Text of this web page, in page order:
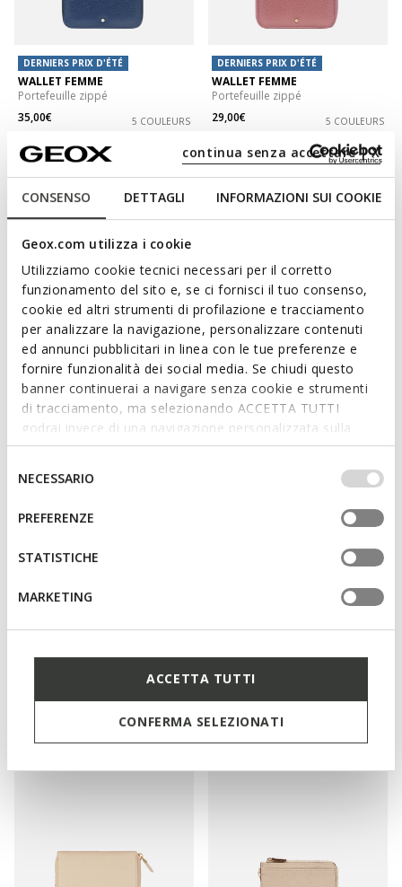
CONSENSO DETTAGLI INFORMAZIONI SUI COOKIE
Geox.com utilizza i cookie
Utilizziamo cookie tecnici necessari per il corretto
funzionamento del sito e, se ci fornisci il tuo consenso,
cookie ed altri strumenti di profilazione e tracciamento
per analizzare la navigazione, personalizzare contenuti
ed annunci pubblicitari in linea con le tue preferenze e
fornire funzionalità dei social media. Se chiudi questo
banner continuerai a navigare senza cookie e strumenti
di tracciamento, ma selezionando ACCETTA TUTTI
godrai invece di una navigazione personalizzata sulla
base dei tuoi gusti ed interessi. Selezionando
IMPOSTAZIONI potrai anche scegliere quali cookies ed
altri strumenti di tracciamento autorizzare. Per maggiori
informazioni o per modificare in qualsiasi momento le
tue impostazioni, visita la nostra
consenso
NECESSARIO
PREFERENZE
STATISTICHE
MARKETING
ACCETTA TUTTI
CONFERMA SELEZIONATI
continua senza accettare | X
DERNIERS PRIX D'ÉTÉ
WALLET FEMME
Portefeuille zippé
35,00€
5 COULEURS
DERNIERS PRIX D'ÉTÉ
WALLET FEMME
Portefeuille zippé
29,00€
5 COULEURS
WALLET FEMME
Portefeuille en cuir
69,90€
4 COULEURS
WALLET FEMME
Portefeuille zippé
49,90€
2 COULEURS
59,90€
Portefeuille zippé
69,90€